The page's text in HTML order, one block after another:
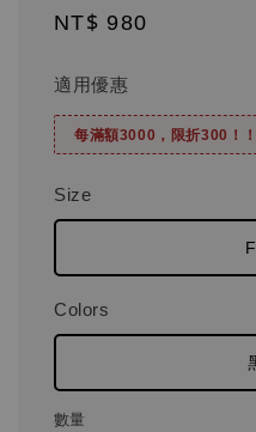
Regular
NT$ 980
適用優惠
每滿額3000，限折300！！
Size
Colors
數量